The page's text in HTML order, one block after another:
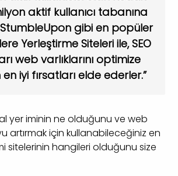
aktif kullanıcı tabanına
gibi en popüler
Yerleştirme Siteleri ile, SEO
web varlıklarını optimize
iyi fırsatları elde ederler.”
yer iminin ne olduğunu ve web
artırmak için kullanabileceğiniz en
sitelerinin hangileri olduğunu size